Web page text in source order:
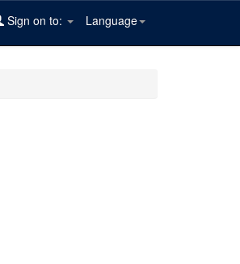
Language
Sign on to: